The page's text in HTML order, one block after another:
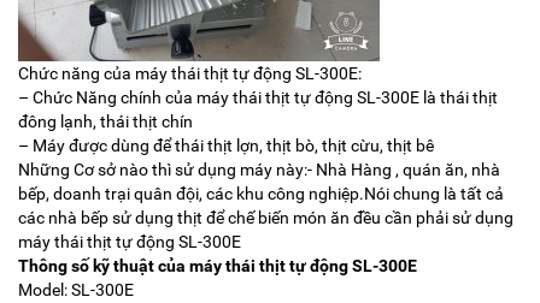
Chức năng của máy thái thịt tự động SL-300E:
– Chức Năng chính của máy thái thịt tự động SL-300E là thái thịt
đông lạnh, thái thịt chín
– Máy được dùng để thái thịt lợn, thịt bò, thịt cừu, thịt bê
Những Cơ sở nào thì sử dụng máy này:- Nhà Hàng , quán ăn, nhà
bếp, doanh trại quân đội, các khu công nghiệp.Nói chung là tất cả
các nhà bếp sử dụng thịt để chế biến món ăn đều cần phải sử dụng
máy thái thịt tự động SL-300E
Thông số kỹ thuật của máy thái thịt tự động SL-300E
Model: SL-300E